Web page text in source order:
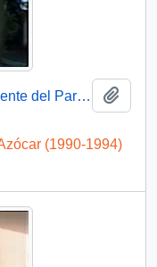
Presidente Aylwin recibe al Presidente del Parlamento Europeo en visita oficial a Chile: video
(1990-1994)